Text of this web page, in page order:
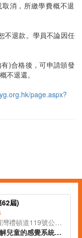
消，所繳學費概不退
不退款。學員不論因任
)合格後，可申請頒發
不退還。
page.aspx?
屆)
@持續進修中心(香港銅鑼灣禮頓道119號公理堂大樓21-23樓)
課程由註冊職業治療師講解兒童的感覺系統與專注力、身體張力運用、手眼協調、情緒穩定之間的關係，教授如何透過大量刺激讓大腦作出適當的回應，達致協調、穩定及發展能力提升兒童各方面能力，指導學員制定更有效培訓方法，事半功倍。